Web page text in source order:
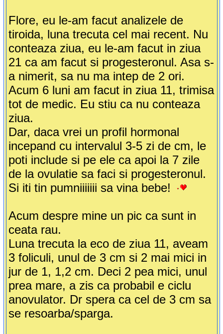
Flore, eu le-am facut analizele de
tiroida, luna trecuta cel mai recent. Nu
conteaza ziua, eu le-am facut in ziua
21 ca am facut si progesteronul. Asa s-
a nimerit, sa nu ma intep de 2 ori.
Acum 6 luni am facut in ziua 11, trimisa
tot de medic. Eu stiu ca nu conteaza
ziua.
Dar, daca vrei un profil hormonal
incepand cu intervalul 3-5 zi de cm, le
poti include si pe ele ca apoi la 7 zile
de la ovulatie sa faci si progesteronul.
Si iti tin pumniiiiiii sa vina bebe!
Acum despre mine un pic ca sunt in
ceata rau.
Luna trecuta la eco de ziua 11, aveam
3 foliculi, unul de 3 cm si 2 mai mici in
jur de 1, 1,2 cm. Deci 2 pea mici, unul
prea mare, a zis ca probabil e ciclu
anovulator. Dr spera ca cel de 3 cm sa
se resoarba/sparga.